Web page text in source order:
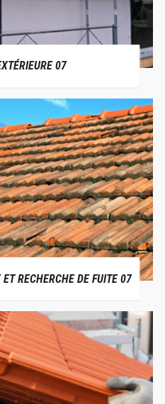
07
RECHERCHE DE FUITE 07